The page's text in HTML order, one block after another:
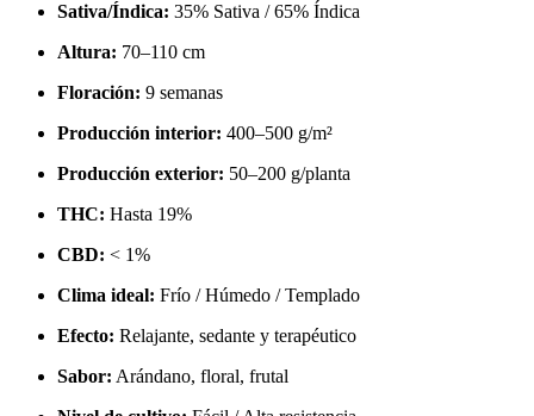
Sativa/Índica: 35% Sativa / 65% Índica
Altura: 70–110 cm
Floración: 9 semanas
Producción interior: 400–500 g/m²
Producción exterior: 50–200 g/planta
THC: Hasta 19%
CBD: < 1%
Clima ideal: Frío / Húmedo / Templado
Efecto: Relajante, sedante y terapéutico
Sabor: Arándano, floral, frutal